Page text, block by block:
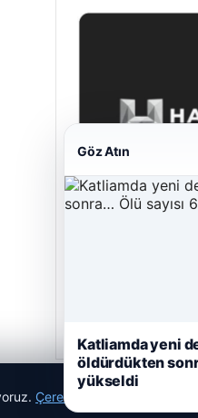
Çerez Politikamız
Göz Atın
Katliamda yeni
öldürdükten
yükseldi